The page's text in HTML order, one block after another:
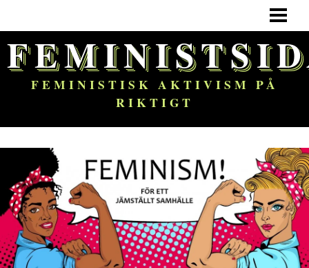
FEMINISM
OM BLOGGEN
FEMINISTISK AKTIVISM PÅ
RIKTIGT